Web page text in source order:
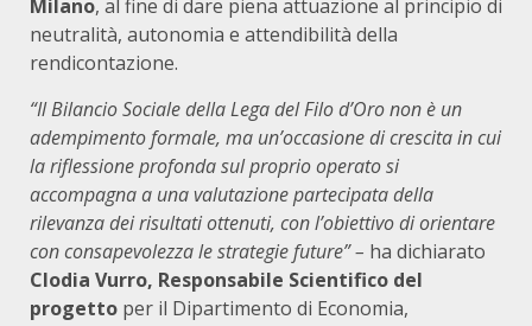
Milano, al fine di dare piena attuazione al principio di
neutralità, autonomia e attendibilità della
rendicontazione.
“Il Bilancio Sociale della Lega del Filo d’Oro non è un
adempimento formale, ma un’occasione di crescita in cui
la riflessione profonda sul proprio operato si
accompagna a una valutazione partecipata della
rilevanza dei risultati ottenuti, con l’obiettivo di orientare
con consapevolezza le strategie future” – ha dichiarato
Clodia Vurro, Responsabile Scientifico del
progetto per il Dipartimento di Economia,